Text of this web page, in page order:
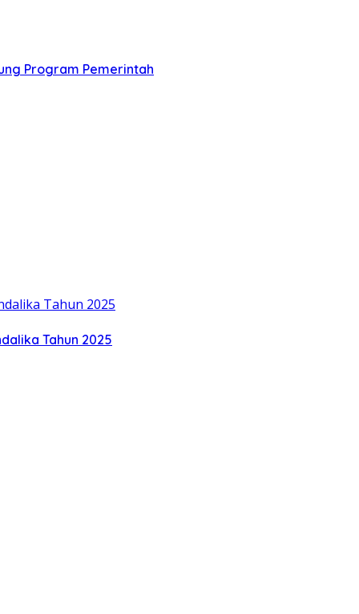
Program Pemerintah
Tahun 2025